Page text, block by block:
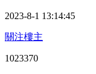
2023-8-1 13:14:45
關注樓主
1023370